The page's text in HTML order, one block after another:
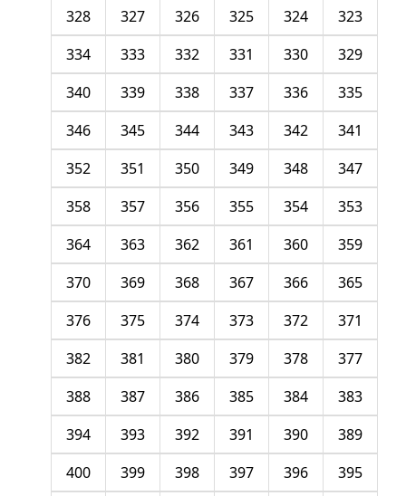
323
324
325
326
327
328
329
330
331
332
333
334
335
336
337
338
339
340
341
342
343
344
345
346
347
348
349
350
351
352
353
354
355
356
357
358
359
360
361
362
363
364
365
366
367
368
369
370
371
372
373
374
375
376
377
378
379
380
381
382
383
384
385
386
387
388
389
390
391
392
393
394
395
396
397
398
399
400